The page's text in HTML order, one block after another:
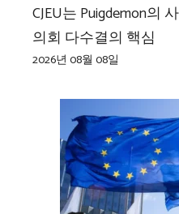
CJEU는 Puigdemon의
의회 다수결의 핵심
2026년 08월 08일